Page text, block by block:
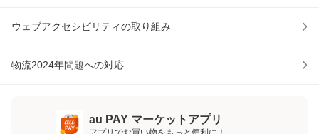
ウェブアクセシビリティの取り組み
物流2024年問題への対応
au PAY マーケットアプリ